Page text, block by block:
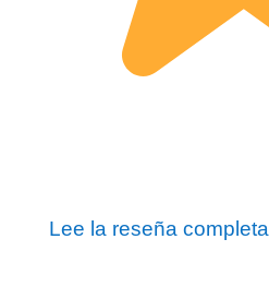
Lee la reseña completa